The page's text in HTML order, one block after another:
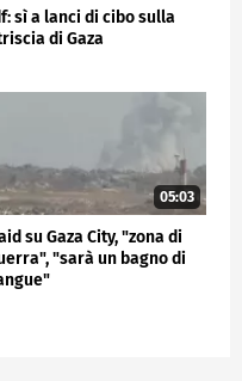
sì a lanci di cibo sulla
di Gaza
05:03
su Gaza City, "zona di
"sarà un bagno di